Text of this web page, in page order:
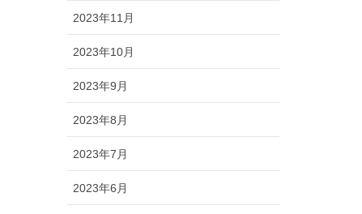
2023年11月
2023年10月
2023年9月
2023年8月
2023年7月
2023年6月